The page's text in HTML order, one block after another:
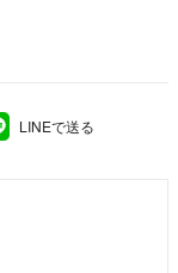
LINEで送る